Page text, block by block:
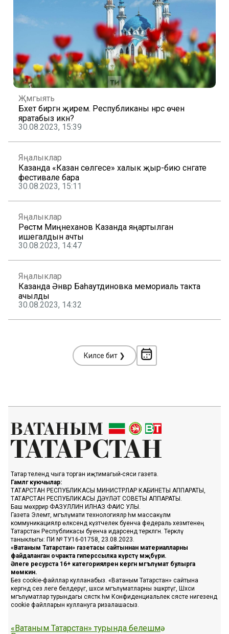
Җәмгыять
Бәхет биргән җирем. Республиканы нәрсә өчен
яратабыз икән?
30.08.2023, 15:39
Яңалыклар
Казанда «Казан сөлгесе» халык җыр-бию сәнгате
фестивале бара
30.08.2023, 15:11
Яңалыклар
Рөстәм Миңнеханов Казанда яңартылган
ишегалдын ачты
30.08.2023, 14:47
Яңалыклар
Казанда Әнвәр Баһаутдиновка мемориаль такта
ачылды
30.08.2023, 14:32
Киләсе бит ❯
Татар телендә чыга торган иҗтимагый-сәяси газета.
Гамәлгә куючылар:
ТАТАРСТАН РЕСПУБЛИКАСЫ МИНИСТРЛАР КАБИНЕТЫ АППАРАТЫ,
ТАТАРСТАН РЕСПУБЛИКАСЫ ДӘҮЛӘТ СОВЕТЫ АППАРАТЫ.
Баш мөхәррир ФАЗУЛЛИН ИЛНАЗ ФАИС УЛЫ.
Газета Элемтә, мәгълүмати технологияләр һәм массакүләм
коммуникацияләр өлкәсендә күзәтчелек буенча федераль хезмәтенең
Татарстан Республикасы буенча идарәсендә теркәлгән. Теркәлү
таныклыгы: ПИ № ТУ16-01758, 23.08.2023.
«Ватаным Татарстан» газетасы сайтыннан материалларны
файдаланган очракта гиперссылка күрсәтү мәҗбүри.
Әлеге ресурста 16+ категорияләренә кергән мәгълүмат булырга
мөмкин.
Без cookie-файллар кулланабыз. «Ватаным Татарстан» сайтына
кергәндә сез әлеге белдерүгә, шәхси мәгълүматларны эшкәртүгә, Шәхси
мәгълүматлар турындагы сәясәткә һәм Конфиденциальлек сәясәте нигезендә
cookie файлларын куллануга ризалашасыз.
«Ватаным Татарстан» турында белешмә